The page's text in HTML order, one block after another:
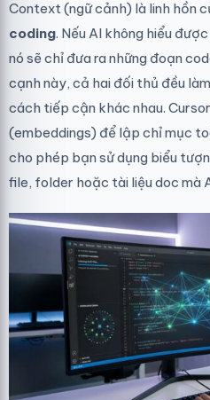
Context (ngữ cảnh) là linh hồn
coding. Nếu AI không hiểu
nó sẽ chỉ đưa ra những đoạn
cạnh này, cả hai đối thủ đều
cách tiếp cận khác nhau.
(embeddings) để lập chỉ mục
cho phép bạn sử dụng biểu
file, folder hoặc tài liệu doc mà